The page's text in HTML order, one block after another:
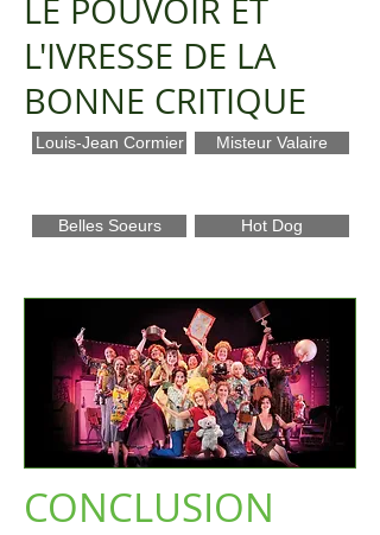
LE POUVOIR ET
L'IVRESSE DE LA
BONNE CRITIQUE
Louis-Jean Cormier Misteur Valaire
Belles Soeurs Hot Dog
CONCLUSION